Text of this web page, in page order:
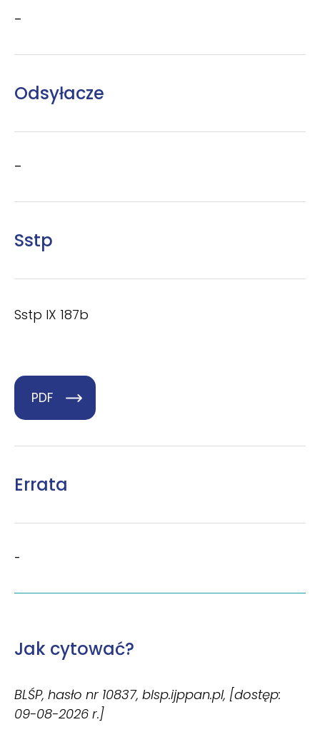
–
Odsyłacze
–
Sstp
Sstp IX 187b
PDF
Errata
-
Jak cytować?
BLŚP, hasło nr 10837, blsp.ijppan.pl, [dostęp:
09-08-2026 r.]